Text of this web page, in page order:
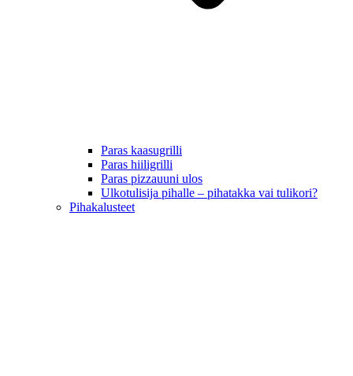
Paras kaasugrilli
Paras hiiligrilli
Paras pizzauuni ulos
Ulkotulisija pihalle – pihatakka vai tulikori?
Pihakalusteet